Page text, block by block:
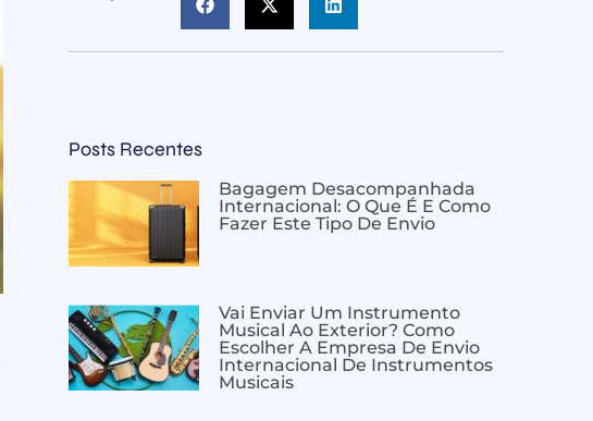
Posts Recentes
Bagagem Desacompanhada
Internacional: O Que É E Como
Fazer Este Tipo De Envio
Vai Enviar Um Instrumento
Musical Ao Exterior? Como
Escolher A Empresa De Envio
Internacional De Instrumentos
Musicais